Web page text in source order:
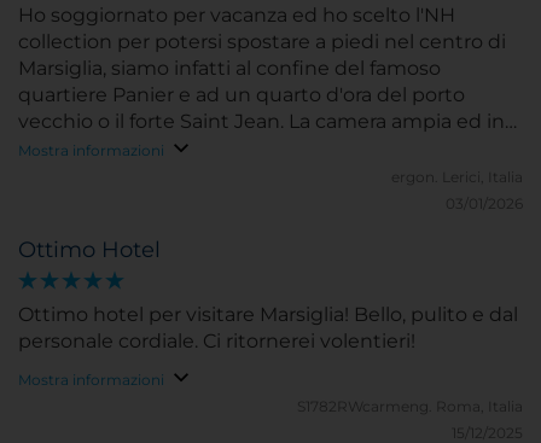
Ho soggiornato per vacanza ed ho scelto l'NH
collection per potersi spostare a piedi nel centro di
Marsiglia, siamo infatti al confine del famoso
quartiere Panier e ad un quarto d'ora del porto
vecchio o il forte Saint Jean. La camera ampia ed in
perfetto stato di funzionalità dava sul retro dell'hotel
per cui la qualità del sonno è stata eccellente per
essere in posizione centrale a Marsiglia. I set di
macchina da caffè a cialde sono al top per un hotel
4 stelle ed hanno reso il soggiorno eccellente.
Mostra informazioni
ergon.
Lerici, Italia
03/01/2026
Ottimo Hotel
Ottimo hotel per visitare Marsiglia! Bello, pulito e dal
personale cordiale. Ci ritornerei volentieri!
Mostra informazioni
S1782RWcarmeng.
Roma, Italia
15/12/2025